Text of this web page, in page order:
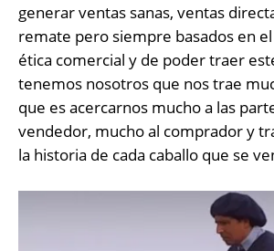
generar ventas sanas, ventas
remate pero siempre basados en
ética comercial y de poder traer
tenemos nosotros que nos trae
que es acercarnos mucho a las
vendedor, mucho al comprador y
la historia de cada caballo que se